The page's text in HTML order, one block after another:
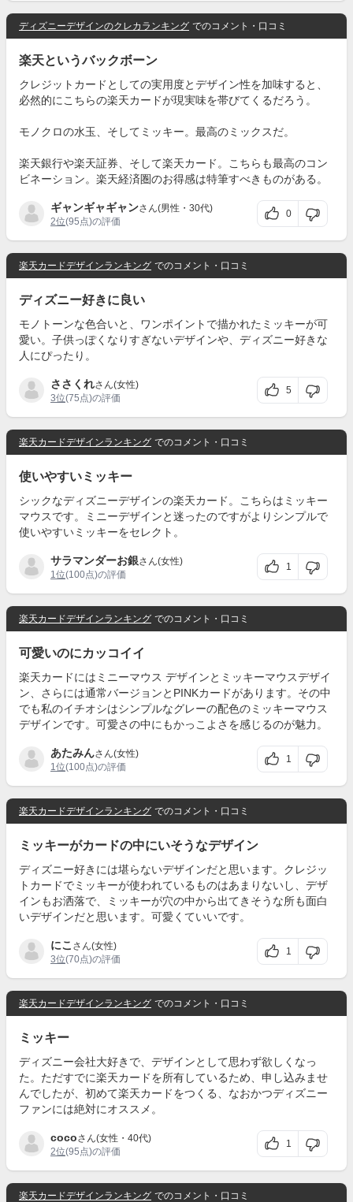
ディズニーデザインのクレカランキング でのコメント・口コミ
楽天というバックボーン
クレジットカードとしての実用度とデザイン性を加味すると、
必然的にこちらの楽天カードが現実味を帯びてくるだろう。
モノクロの水玉、そしてミッキー。最高のミックスだ。
楽天銀行や楽天証券、そして楽天カード。こちらも最高のコン
ビネーション。楽天経済圏のお得感は特筆すべきものがある。
ギャンギャギャンさん(男性・30代)
2位(95点)の評価
0
楽天カードデザインランキング でのコメント・口コミ
ディズニー好きに良い
モノトーンな色合いと、ワンポイントで描かれたミッキーが可
愛い。子供っぽくなりすぎないデザインや、ディズニー好きな
人にぴったり。
ささくれさん(女性)
3位(75点)の評価
5
楽天カードデザインランキング でのコメント・口コミ
使いやすいミッキー
シックなディズニーデザインの楽天カード。こちらはミッキー
マウスです。ミニーデザインと迷ったのですがよりシンプルで
使いやすいミッキーをセレクト。
サラマンダーお銀さん(女性)
1位(100点)の評価
1
楽天カードデザインランキング でのコメント・口コミ
可愛いのにカッコイイ
楽天カードにはミニーマウス デザインとミッキーマウスデザイ
ン、さらには通常バージョンとPINKカードがあります。その中
でも私のイチオシはシンプルなグレーの配色のミッキーマウス
デザインです。可愛さの中にもかっこよさを感じるのが魅力。
あたみんさん(女性)
1位(100点)の評価
1
楽天カードデザインランキング でのコメント・口コミ
ミッキーがカードの中にいそうなデザイン
ディズニー好きには堪らないデザインだと思います。クレジッ
トカードでミッキーが使われているものはあまりないし、デザ
インもお洒落で、ミッキーが穴の中から出てきそうな所も面白
いデザインだと思います。可愛くていいです。
にこ さん(女性)
3位(70点)の評価
1
楽天カードデザインランキング でのコメント・口コミ
ミッキー
ディズニー会社大好きで、デザインとして思わず欲しくなっ
た。ただすでに楽天カードを所有しているため、申し込みませ
んでしたが、初めて楽天カードをつくる、なおかつディズニー
ファンには絶対にオススメ。
cocoさん(女性・40代)
2位(95点)の評価
1
楽天カードデザインランキング でのコメント・口コミ